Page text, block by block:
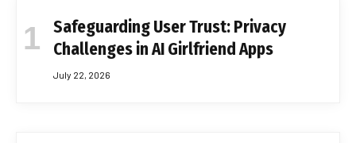
Safeguarding User Trust: Privacy
Challenges in AI Girlfriend Apps
July 22, 2026